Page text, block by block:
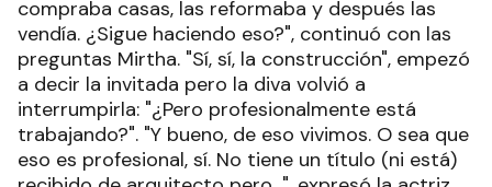
compraba casas, las reformaba y después las
vendía. ¿Sigue haciendo eso?", continuó con las
preguntas Mirtha. "Sí, sí, la construcción", empezó
a decir la invitada pero la diva volvió a
interrumpirla: "¿Pero profesionalmente está
trabajando?". "Y bueno, de eso vivimos. O sea que
eso es profesional, sí. No tiene un título (ni está)